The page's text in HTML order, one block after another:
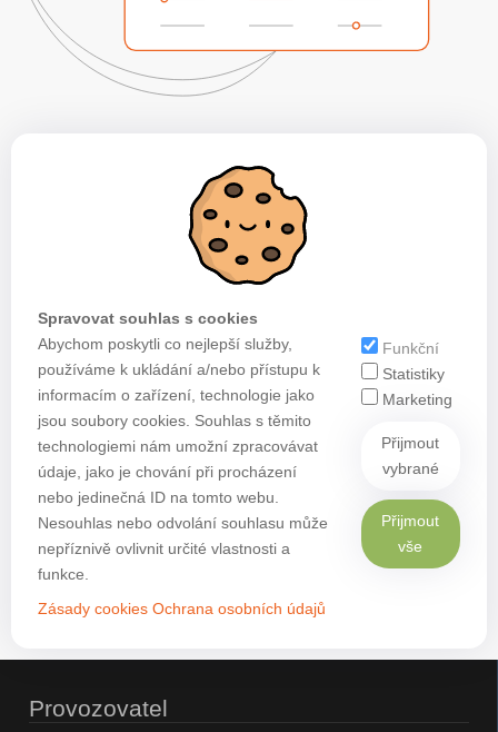
Spravovat souhlas s cookies
Abychom poskytli co nejlepší služby,
používáme k ukládání a/nebo přístupu k
informacím o zařízení, technologie jako
jsou soubory cookies. Souhlas s těmito
technologiemi nám umožní zpracovávat
údaje, jako je chování při procházení
nebo jedinečná ID na tomto webu.
Nesouhlas nebo odvolání souhlasu může
nepříznivě ovlivnit určité vlastnosti a
funkce.
Zásady cookies Ochrana osobních údajů
Funkční
Statistiky
Marketing
Přijmout
vybrané
Přijmout
vše
Provozovatel